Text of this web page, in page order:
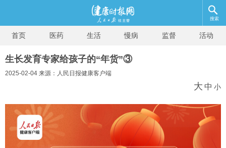
搜索
首页 医药 生活 慢病 监督 活动
生长发育专家给孩子的“年货”③
2025-02-04 来源：人民日报健康客户端
大 中 小